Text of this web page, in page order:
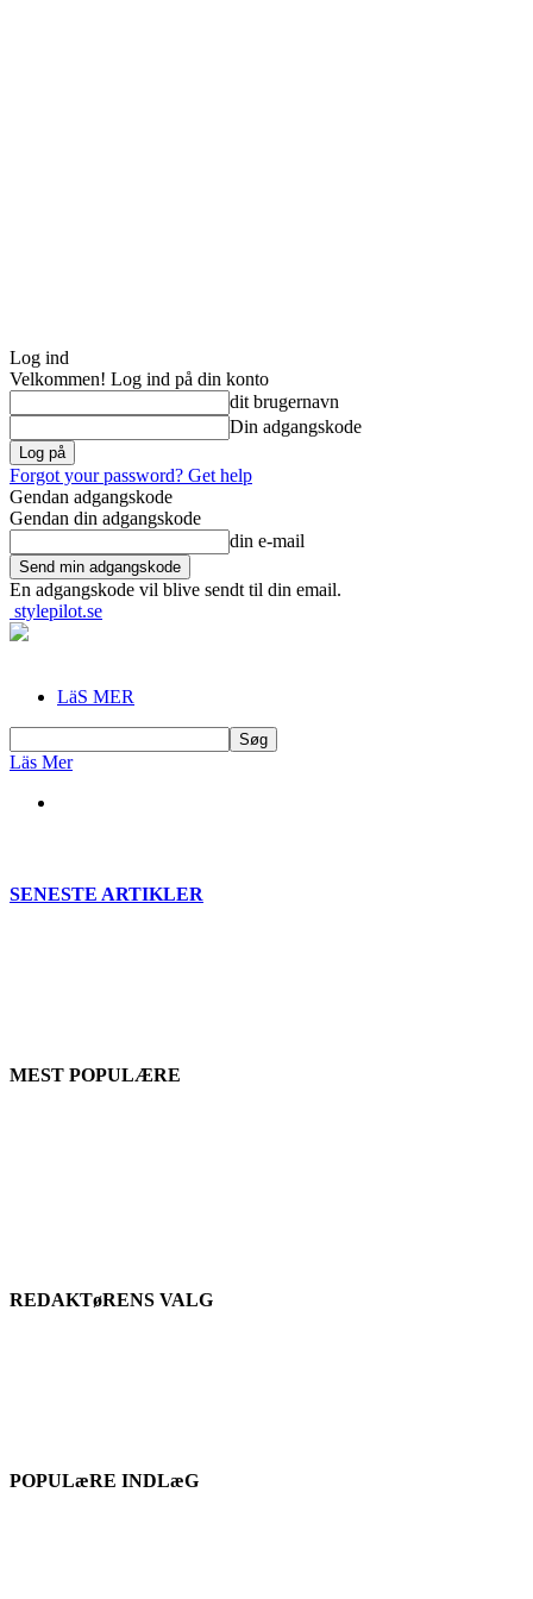
Log ind
Velkommen! Log ind på din konto
dit brugernavn
Din adgangskode
Forgot your password? Get help
Gendan adgangskode
Gendan din adgangskode
din e-mail
En adgangskode vil blive sendt til din email.
stylepilot.se
LäS MER
Läs Mer
SENESTE ARTIKLER
MEST POPULÆRE
REDAKTøRENS VALG
POPULæRE INDLæG